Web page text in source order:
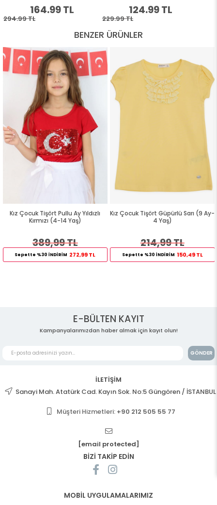
BENZER ÜRÜNLER
Kız Çocuk Tişört Pullu Ay Yıldızlı
Kırmızı (4-14 Yaş)
389,99 TL
Sepette %30 İNDİRİM 272,99 TL
Kız Çocuk Tişört Güpürlü Sarı (9 Ay-
4 Yaş)
214,99 TL
Sepette %30 İNDİRİM 150,49 TL
E-BÜLTEN KAYIT
Kampanyalarımızdan haber almak için kayıt olun!
GÖNDER
İLETİŞİM
Sanayi Mah. Atatürk Cad. Kayın Sok. No:5 Güngören / İSTANBUL
Müşteri Hizmetleri: +90 212 505 55 77
[email protected]
BİZİ TAKİP EDİN
MOBİL UYGULAMALARIMIZ